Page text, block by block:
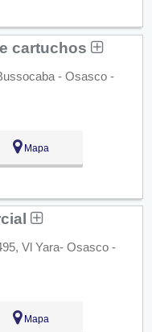
cartuchos
- Osasco -
Mapa
Vl Yara- Osasco -
Mapa